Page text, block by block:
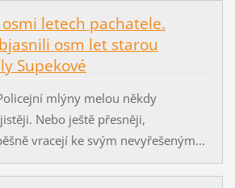
letech pachatele.
osm let starou
Supekové
Policejní mlýny melou někdy
Nebo ještě přesněji,
vracejí ke svým nevyřešeným...